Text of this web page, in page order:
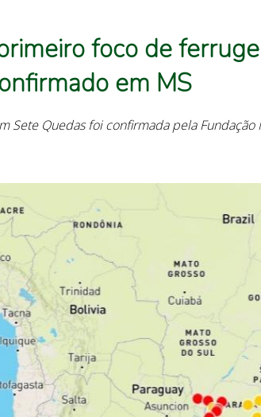
foco de
em MS
Sete Quedas foi confirmada pela Fundação